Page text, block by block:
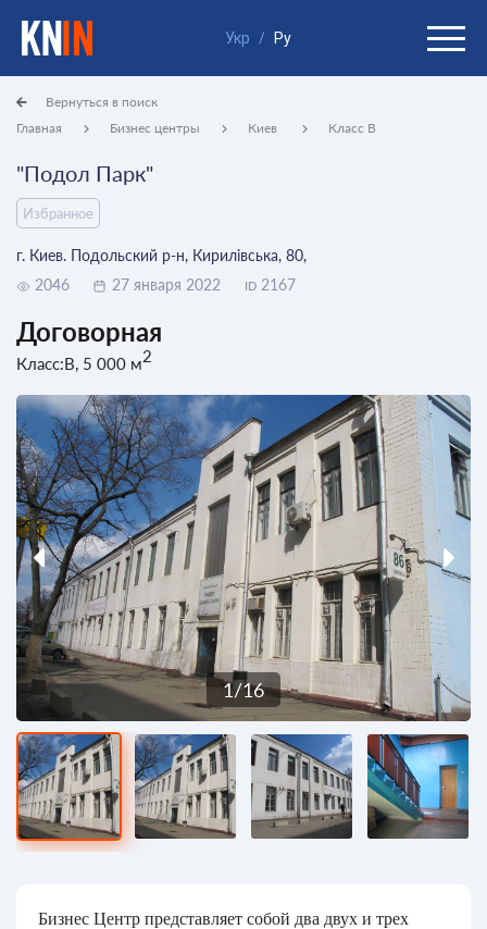
Укр / Ру
Главная Бизнес центры Киев Класс B
Вернуться в поиск
"Подол Парк"
Избранное
г. Киев. Подольский р-н, Кирилівська, 80,
2046
27 января 2022 ID 2167
Договорная
Класс:B, 5 000 м2
1/16
Бизнес Центр представляет собой два двух и трех